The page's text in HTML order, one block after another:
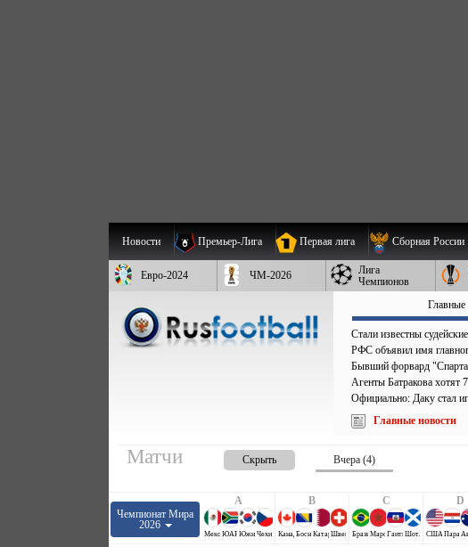
Новости Премьер-Лига Первая лига Сборная России
Евро-2024 ЧМ-2026
Лига
Чемпионов
Главные
Стали известны
РФС объявил имя
Бывший форвард
Агенты Батракова хотят
Официально: Даку стал
Главные новости
Матчи Скрыть Вчера (4)
Чемпионат Мира
2026
A
Мексика
ЮАР Южная Корея
Чехия
B
КанадаБосния и Герцеговина
КатарШвейцария
C
БразилияМароккоГаитиШотландия
D
США